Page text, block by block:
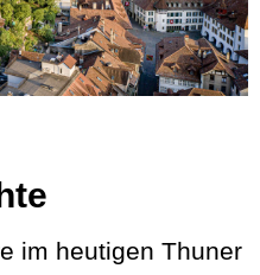
im heutigen Thuner